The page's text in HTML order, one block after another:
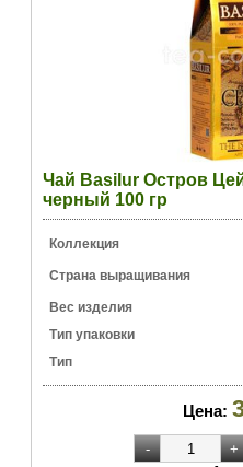
Чай Basilur Остров
черный 100 гр
Коллекция
Страна выращивания
Вес изделия
Тип упаковки
Тип
Цена: